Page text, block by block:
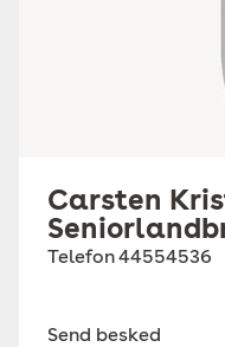
Carsten
Telefon44554536
Send besked